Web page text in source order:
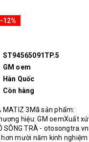
-12%
ST94565091TP.5
GM oem
Hàn Quốc
Còn hàng
MATIZ 3Mã sản phẩm:
hiệu: GM oemXuất
SÔNG TRÀ -
hơn mười năm kinh